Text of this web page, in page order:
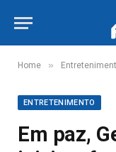
Home »
ENTRETENIMENTO
Em paz,